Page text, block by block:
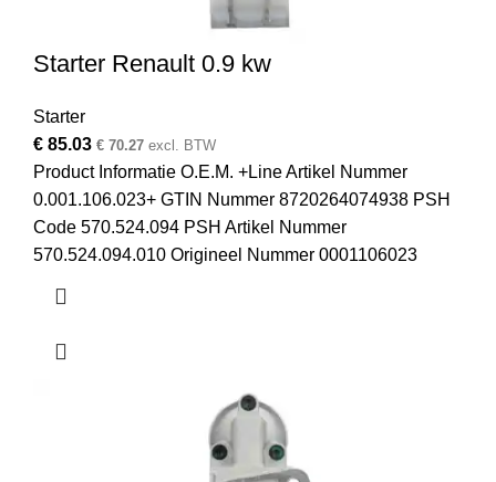
Starter Renault 0.9 kw
Starter
€ 85.03 € 70.27 excl. BTW
Product Informatie O.E.M. +Line Artikel Nummer
0.001.106.023+ GTIN Nummer 8720264074938 PSH
Code 570.524.094 PSH Artikel Nummer
570.524.094.010 Origineel Nummer 0001106023